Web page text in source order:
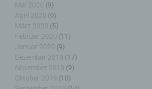
Mai 2020 (9)
April 2020 (9)
März 2020 (5)
Februar 2020 (11)
Januar 2020 (9)
Dezember 2019 (17)
November 2019 (9)
Oktober 2019 (10)
Wolfgang Behling
Karwendelstraße 9
82499 Wallgau
Deutschland
E-Mail: wolfgang.behling@t-online.de